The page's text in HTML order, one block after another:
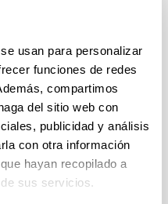
usan para personalizar
funciones de redes
compartimos
del sitio web con
publicidad y análisis
con otra información
hayan recopilado a
sus servicios.
docente e
la mejor formación
el grado.
ambiente científico que
investigación
esta
científicas muy